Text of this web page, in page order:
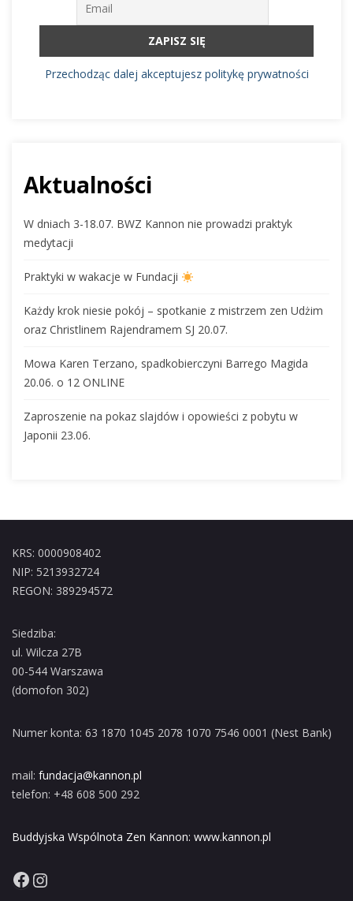
Przechodząc dalej akceptujesz politykę prywatności
Aktualności
W dniach 3-18.07. BWZ Kannon nie prowadzi praktyk
medytacji
Praktyki w wakacje w Fundacji
Każdy krok niesie pokój – spotkanie z mistrzem zen Udżim
oraz Christlinem Rajendramem SJ 20.07.
Mowa Karen Terzano, spadkobierczyni Barrego Magida
20.06. o 12 ONLINE
Zaproszenie na pokaz slajdów i opowieści z pobytu w
Japonii 23.06.
KRS: 0000908402
NIP: 5213932724
REGON: 389294572
Siedziba:
ul. Wilcza 27B
00-544 Warszawa
(domofon 302)
Numer konta: 63 1870 1045 2078 1070 7546 0001 (Nest Bank)
mail: fundacja@kannon.pl
telefon: +48 608 500 292
Buddyjska Wspólnota Zen Kannon: www.kannon.pl
Facebook
Instagram